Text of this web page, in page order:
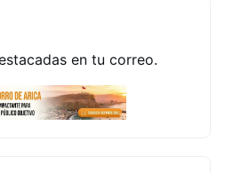
en tu correo.